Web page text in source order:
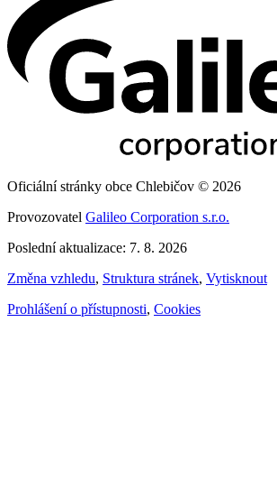
Oficiální stránky obce Chlebičov © 2026
Provozovatel Galileo Corporation s.r.o.
Poslední aktualizace: 7. 8. 2026
Změna vzhledu, Struktura stránek, Vytisknout
Prohlášení o přístupnosti, Cookies